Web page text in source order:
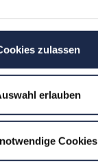
zulassen
erlauben
Cookies